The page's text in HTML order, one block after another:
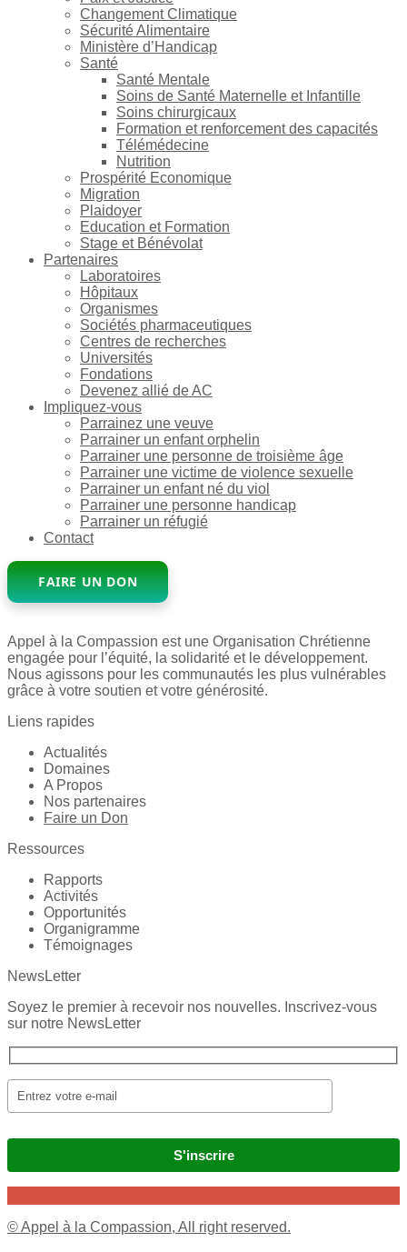
Changement Climatique
Sécurité Alimentaire
Ministère d’Handicap
Santé
Santé Mentale
Soins de Santé Maternelle et Infantille
Soins chirurgicaux
Formation et renforcement des capacités
Télémédecine
Nutrition
Prospérité Economique
Migration
Plaidoyer
Education et Formation
Stage et Bénévolat
Partenaires
Laboratoires
Hôpitaux
Organismes
Sociétés pharmaceutiques
Centres de recherches
Universités
Fondations
Devenez allié de AC
Impliquez-vous
Parrainez une veuve
Parrainer un enfant orphelin
Parrainer une personne de troisième âge
Parrainer une victime de violence sexuelle
Parrainer un enfant né du viol
Parrainer une personne handicap
Parrainer un réfugié
Contact
FAIRE UN DON
Appel à la Compassion est une Organisation Chrétienne
engagée pour l’équité, la solidarité et le développement.
Nous agissons pour les communautés les plus vulnérables
grâce à votre soutien et votre générosité.
Liens rapides
Actualités
Domaines
A Propos
Nos partenaires
Faire un Don
Ressources
Rapports
Activités
Opportunités
Organigramme
Témoignages
NewsLetter
Soyez le premier à recevoir nos nouvelles. Inscrivez-vous
sur notre NewsLetter
© Appel à la Compassion, All right reserved.